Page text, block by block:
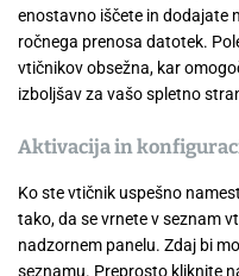
enostavno iščete in dodajate
ročnega prenosa datotek.
vtičnikov obsežna, kar
izboljšav za vašo spletno
Aktivacija in
Ko ste vtičnik uspešno
tako, da se vrnete v seznam
nadzornem panelu. Zdaj bi
seznamu. Preprosto kliknite